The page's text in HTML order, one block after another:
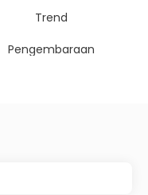
Trend
Pengembaraan